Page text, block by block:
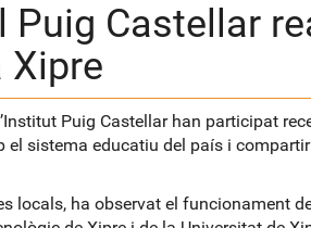
Puig Castellar
Xipre
Puig Castellar han participat
el sistema educatiu del país i
locals, ha observat el funcionament